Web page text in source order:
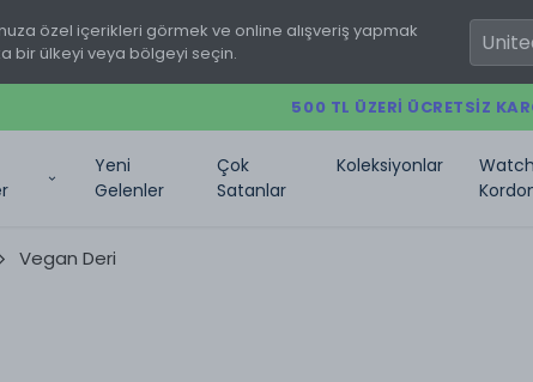
özel içerikleri görmek ve online alışveriş yapmak
bir ülkeyi veya bölgeyi seçin.
500 TL ÜZERI ÜCRETSIZ
Yeni
Gelenler
Çok
Satanlar
Koleksiyonlar
Watch
Vegan Deri